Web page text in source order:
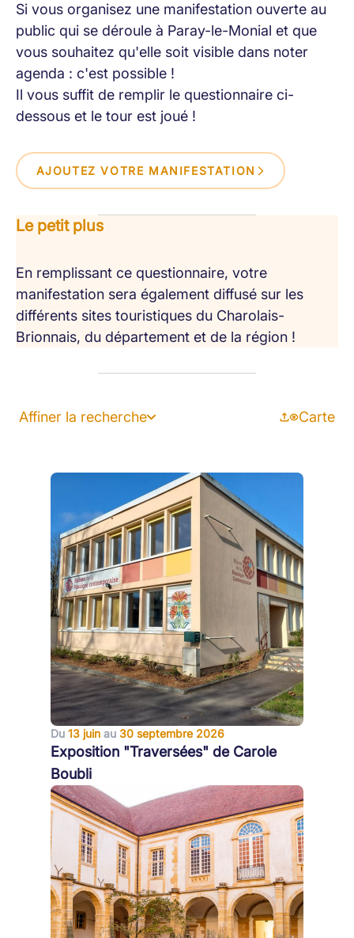
Si vous organisez une manifestation ouverte au
public qui se déroule à Paray-le-Monial et que
vous souhaitez qu'elle soit visible dans noter
agenda : c'est possible !
Il vous suffit de remplir le questionnaire ci-
dessous et le tour est joué !
AJOUTEZ VOTRE MANIFESTATION
Le petit plus
En remplissant ce questionnaire, votre
manifestation sera également diffusé sur les
différents sites touristiques du Charolais-
Brionnais, du département et de la région !
Affiner la recherche Carte
Du 13 juin au 30 septembre 2026
Exposition "Traversées" de Carole
Boubli